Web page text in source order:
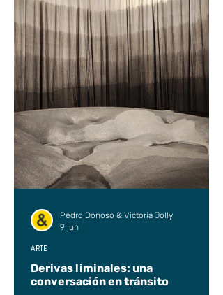
Derivas liminales: una
conversación en tránsito
ARTE
Pedro Donoso & Victoria Jolly
9 jun